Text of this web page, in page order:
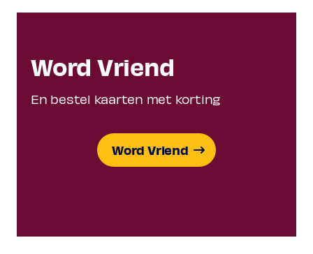
Word Vriend
En bestel kaarten met korting
Word Vriend